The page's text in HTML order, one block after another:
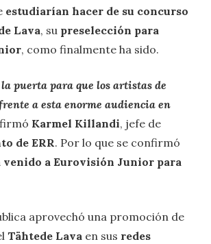
estudiarían hacer de su concurso
Lava, su preselección para
, como finalmente ha sido.
puerta para que los artistas de
a esta enorme audiencia en
Karmel Killandi, jefe de
de ERR. Por lo que se confirmó
venido a Eurovisión Junior para
aprovechó una promoción de
Tähtede Lava en sus redes